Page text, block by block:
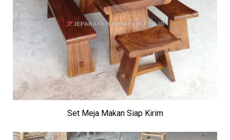
Set Meja Makan Siap Kirim